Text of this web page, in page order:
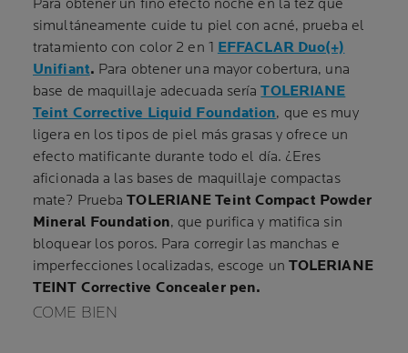
Para obtener un fino efecto noche en la tez que
simultáneamente cuide tu piel con acné, prueba el
tratamiento con color 2 en 1 EFFACLAR Duo(+)
Unifiant. Para obtener una mayor cobertura, una
base de maquillaje adecuada seríaTOLERIANE
Teint Corrective Liquid Foundation, que es muy
ligera en los tipos de piel más grasas y ofrece un
efecto matificante durante todo el día. ¿Eres
aficionada a las bases de maquillaje compactas
mate? PruebaTOLERIANE Teint Compact Powder
Mineral Foundation, que purifica y matifica sin
bloquear los poros. Para corregir las manchas e
imperfecciones localizadas, escoge un TOLERIANE
TEINT Corrective Concealer pen.
COME BIEN